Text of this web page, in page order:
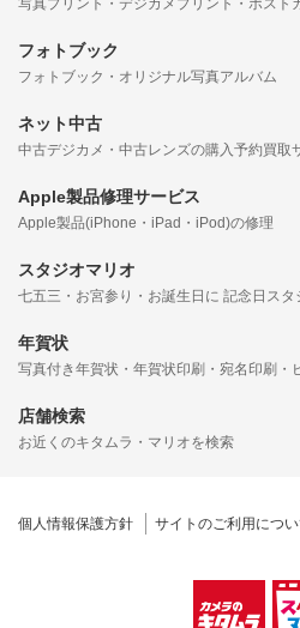
写真プリント・デジカメプリント・ポスト
フォトブック
フォトブック・オリジナル写真アルバム
ネット中古
中古デジカメ・中古レンズの購入予約買取
Apple製品修理サービス
Apple製品(iPhone・iPad・iPod)の修理
スタジオマリオ
七五三・お宮参り・お誕生日に 記念日スタ
年賀状
写真付き年賀状・年賀状印刷・宛名印刷・
店舗検索
お近くのキタムラ・マリオを検索
個人情報保護方針 サイトのご利用につ